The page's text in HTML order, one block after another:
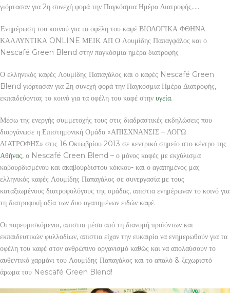
γιόρτασαν για 2η συνεχή φορά την Παγκόσμια Ημέρα Διατροφής……
Ενημέρωση του κοινού για τα οφέλη του καφέ ΒΙΟΛΟΓΙΚΑ ΦΘΗΝΑ
ΚΑΛΛΥΝΤΙΚΑ ONLINE ΜΕΙΚ ΑΠ Ο Λουμίδης Παπαγφάλος και ο
Nescafé Green Blend στην παγκόσμια ημέρα διατροφής
Ο ελληνικός καφές Λουμίδης Παπαγάλος και ο καφές Nescafé Green
Blend γιόρτασαν για 2η συνεχή φορά την Παγκόσμια Ημέρα Διατροφής,
εκπαιδεύοντας το κοινό για τα οφέλη του καφέ στην υγεία.
Μέσω της ενεργής συμμετοχής τους στις διαδραστικές εκδηλώσεις που
διοργάνωσε η Επιστημονική Ομάδα «ΑΠΙΣΧΝΑΝΣΙΣ – ΛΟΓΩ
ΔΙΑΤΡΟΦΗΣ» στις 16 Οκτωβρίου 2013 σε κεντρικό σημείο στο κέντρο της
Αθήνας, ο Nescafé Green Blend – ο μόνος καφές με εκχύλισμα
καβουρδισμένου και ακαβούρδιστου κόκκου- και ο αγαπημένος μας
ελληνικός καφές Λουμίδης Παπαγάλος σε συνεργασία με τους
καταξιωμένους διατροφολόγους της ομάδας, απιστια ενημέρωναν το κοινό για
τη διατροφική αξία των δυο αγαπημένων ειδών καφέ.
Οι παρευρισκόμενοι, απιστια μέσα από τη διανομή προϊόντων και
εκπαιδευτικών φυλλαδίων, απιστια είχαν την ευκαιρία να ενημερωθούν για τα
οφέλη του καφέ στον ανθρώπινο οργανισμό καθώς και να απολαύσουν το
αυθεντικό χαρμάνι του Λουμίδης Παπαγάλος και το απαλό & ξεχωριστό
άρωμα του Nescafé Green Blend!